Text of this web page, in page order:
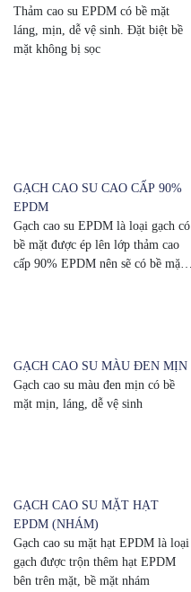
Thảm cao su EPDM có bề mặt
láng, mịn, dễ vệ sinh. Đặt biệt bề
mặt không bị sọc
GẠCH CAO SU CAO CẤP 90%
EPDM
Gạch cao su EPDM là loại gạch có
bề mặt được ép lên lớp thảm cao
cấp 90% EPDM nên sẽ có bề mặt
GẠCH CAO SU MÀU ĐEN MỊN
Gạch cao su màu đen mịn có bề
mặt mịn, láng, dễ vệ sinh
GẠCH CAO SU MẶT HẠT
EPDM (NHÁM)
Gạch cao su mặt hạt EPDM là loại
gạch được trộn thêm hạt EPDM
bên trên mặt, bề mặt nhám